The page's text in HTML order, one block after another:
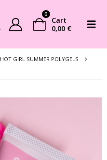
0
Cart
0,00 €
HOT GIRL SUMMER POLYGELS